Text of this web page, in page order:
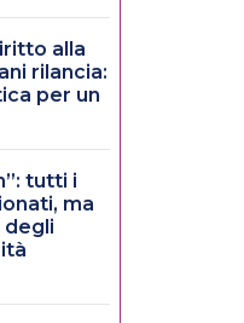
alla
rilancia:
per un
tutti i
ma
degli